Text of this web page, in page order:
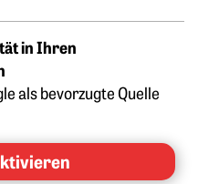
in Ihren
als bevorzugte Quelle